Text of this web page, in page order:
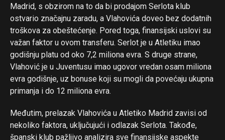
Madrid, s obzirom na to da bi prodajom Serlota klub
ostvario značajnu zaradu, a Vlahovića doveo bez dodatnih
troškova za obeštećenje. Pored toga, finansijski uslovi su
važan faktor u ovom transferu. Serlot je u Atletiku imao
godišnju platu od oko 7,2 miliona evra. S druge strane,
Vlahović je u Juventusu imao ugovor vredan osam miliona
evra godišnje, uz bonuse koji su mogli da povećaju ukupna
primanja i do 12 miliona evra.
Međutim, prelazak Vlahovića u Atletiko Madrid zavisi od
nekoliko faktora, uključujući i odlazak Serlota. Takođe,
španski klub pažljivo analizira sve finansijske aspekte
Reddit
Pinterest
Whatsapp
Email